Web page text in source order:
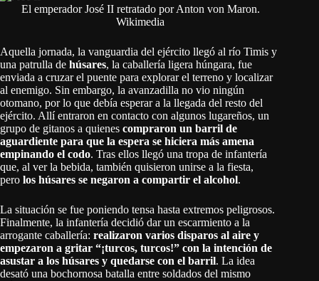
El emperador José II retratado por Anton von Maron.
Wikimedia
Aquella jornada, la vanguardia del ejército llegó al río Timis y
una patrulla de húsares, la caballería ligera húngara, fue
enviada a cruzar el puente para explorar el terreno y localizar
al enemigo. Sin embargo, la avanzadilla no vio ningún
otomano, por lo que debía esperar a la llegada del resto del
ejército. Allí entraron en contacto con algunos lugareños, un
grupo de gitanos a quienes compraron un barril de
aguardiente para que la espera se hiciera más amena
empinando el codo. Tras ellos llegó una tropa de infantería
que, al ver la bebida, también quisieron unirse a la fiesta,
pero los húsares se negaron a compartir el alcohol.
La situación se fue poniendo tensa hasta extremos peligrosos.
Finalmente, la infantería decidió dar un escarmiento a la
arrogante caballería: realizaron varios disparos al aire y
empezaron a gritar “¡turcos, turcos!” con la intención de
asustar a los húsares y quedarse con el barril. La idea
desató una bochornosa batalla entre soldados del mismo